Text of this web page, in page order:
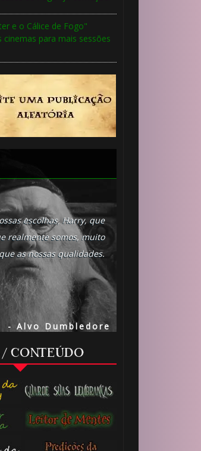
e o Cálice de Fogo"
cinemas para mais sessões
escolhas, Harry, que
realmente somos, muito
as nossas qualidades.
- Alvo Dumbledore
/ CONTEÚDO